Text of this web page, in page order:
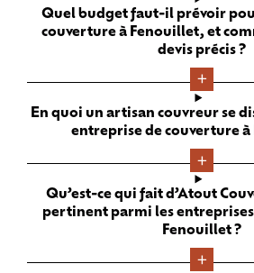
Quel budget faut-il prévoir
couverture à Fenouillet, et
devis précis ?
En quoi un artisan couvreur se
entreprise de couverture
Qu’est-ce qui fait d’Atout
pertinent parmi les
Fenouillet ?